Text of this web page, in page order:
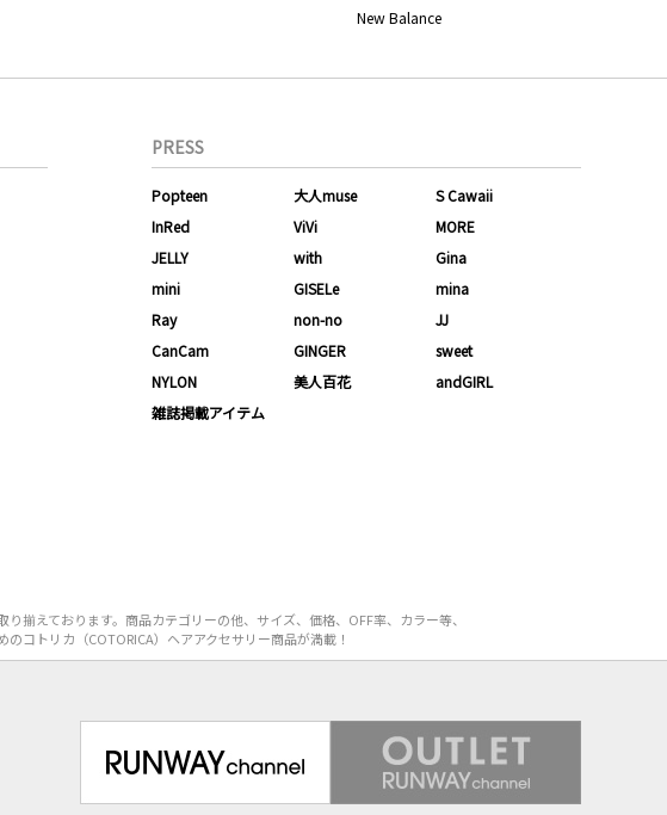
New Balance
PRESS
Popteen 大人muse
S Cawaii
InRed
ViVi
MORE
JELLY
with
Gina
mini
GISELe
mina
Ray
non-no
JJ
CanCam
GINGER
sweet
NYLON
美人百花
andGIRL
雑誌掲載アイテム
揃えております。商品カテゴリーの他、サイズ、価格、OFF率、カラー等、
コトリカ（COTORICA）ヘアアクセサリー商品が満載！